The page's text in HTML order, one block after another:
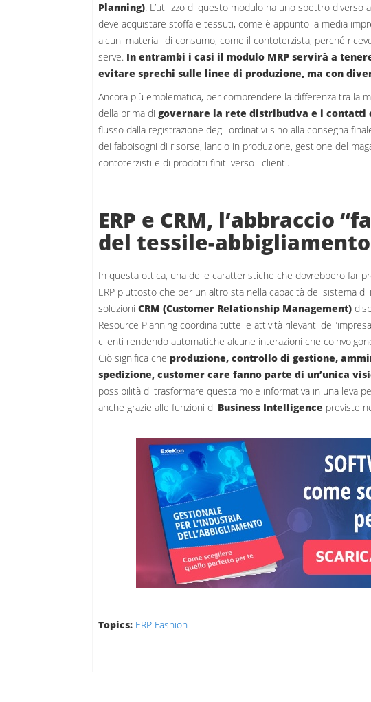
Planning). L’utilizzo di questo modulo ha uno spettro diverso
deve acquistare stoffa e tessuti, come è appunto la media
alcuni materiali di consumo, come il contoterzista, perché
serve. In entrambi i casi il modulo MRP servirà a
evitare sprechi sulle linee di produzione, ma con
Ancora più emblematica, per comprendere la differenza tra la
della prima di governare la rete distributiva e i contatti
flusso dalla registrazione degli ordinativi sino alla consegna
dei fabbisogni di risorse, lancio in produzione, gestione del
contoterzisti e di prodotti finiti verso i clienti.
ERP e CRM, l’abbraccio
del tessile-abbigliamento
In questa ottica, una delle caratteristiche che dovrebbero far
ERP piuttosto che per un altro sta nella capacità del sistema
soluzioni CRM (Customer Relationship Management)
Resource Planning coordina tutte le attività rilevanti
clienti rendendo automatiche alcune interazioni che
Ciò significa che produzione, controllo di gestione,
spedizione, customer care fanno parte di un’unica
possibilità di trasformare questa mole informativa in una leva
anche grazie alle funzioni di Business Intelligence previste
Topics: ERP Fashion